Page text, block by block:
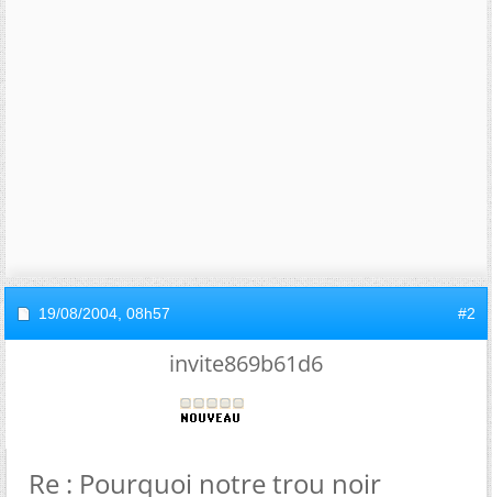
19/08/2004, 08h57 #2
invite869b61d6
Re : Pourquoi notre trou noir